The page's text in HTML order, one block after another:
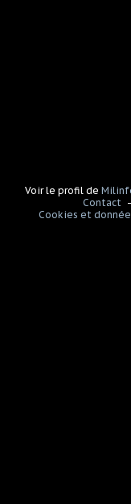
Voir le profil de
Contact
Cookies et